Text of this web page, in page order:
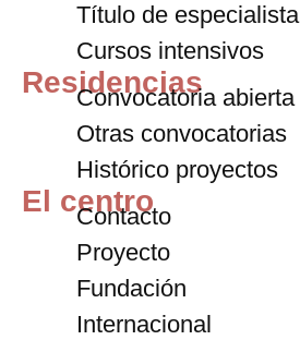
Título de especialista
Cursos intensivos
Residencias
Convocatoria abierta
Otras convocatorias
Histórico proyectos
El centro
Contacto
Proyecto
Fundación
Internacional